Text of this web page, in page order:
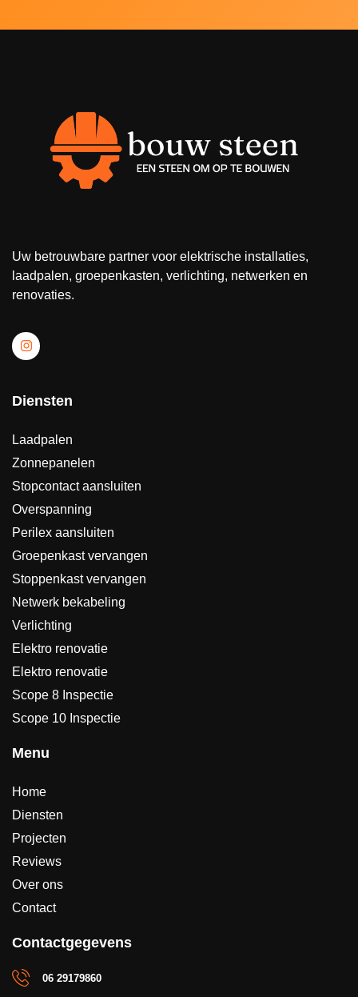
Uw betrouwbare partner voor elektrische installaties,
laadpalen, groepenkasten, verlichting, netwerken en
renovaties.
Diensten
Laadpalen
Zonnepanelen
Stopcontact aansluiten
Overspanning
Perilex aansluiten
Groepenkast vervangen
Stoppenkast vervangen
Netwerk bekabeling
Verlichting
Elektro renovatie
Elektro renovatie
Scope 8 Inspectie
Scope 10 Inspectie
Menu
Home
Diensten
Projecten
Reviews
Over ons
Contact
Contactgegevens
06 29179860